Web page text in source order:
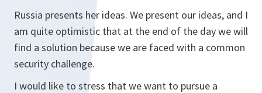
Russia presents her ideas. We present our ideas, and I
am quite optimistic that at the end of the day we will
find a solution because we are faced with a common
security challenge.
I would like to stress that we want to pursue a